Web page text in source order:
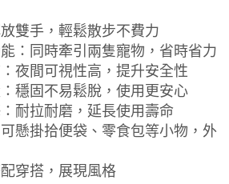
雙手，輕鬆散步不費力
：同時牽引兩隻寵物，省時省力
夜間可視性高，提升安全性
穩固不易鬆脫，使用更安心
耐拉耐磨，延長使用壽命
懸掛拾便袋、零食包等小物，外
穿搭，展現風格